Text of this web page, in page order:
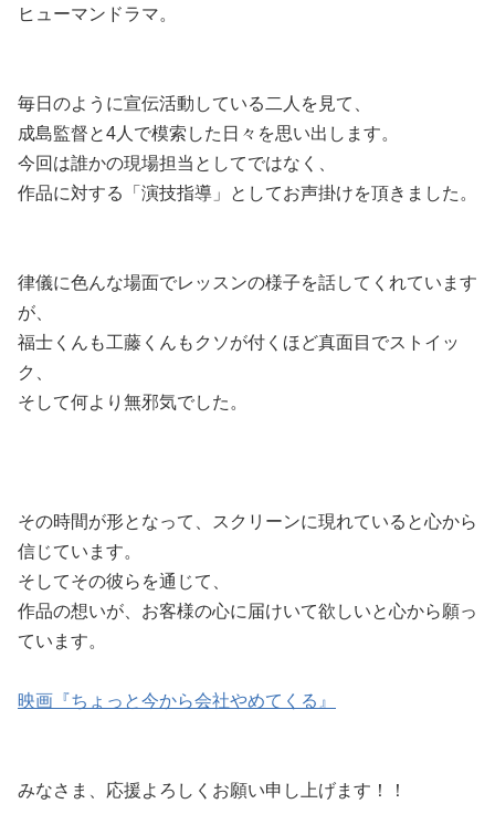
ヒューマンドラマ。
毎日のように宣伝活動している二人を見て、
成島監督と4人で模索した日々を思い出します。
今回は誰かの現場担当としてではなく、
作品に対する「演技指導」としてお声掛けを頂きました。
律儀に色んな場面でレッスンの様子を話してくれています
が、
福士くんも工藤くんもクソが付くほど真面目でストイッ
ク、
そして何より無邪気でした。
その時間が形となって、スクリーンに現れていると心から
信じています。
そしてその彼らを通じて、
作品の想いが、お客様の心に届けいて欲しいと心から願っ
ています。
映画『ちょっと今から会社やめてくる』
みなさま、応援よろしくお願い申し上げます！！